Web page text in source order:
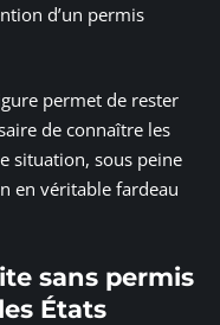
d’un permis
permet de rester
de connaître les
situation, sous peine
en véritable fardeau
sans permis
États